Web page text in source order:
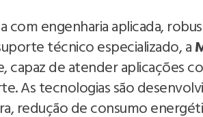
com engenharia aplicada,
técnico especializado, a
capaz de atender aplicações
As tecnologias são
redução de consumo